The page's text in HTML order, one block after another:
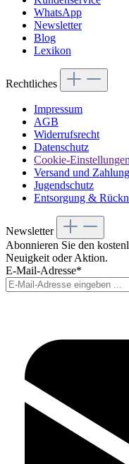
WhatsApp
Newsletter
Blog
Lexikon
Rechtliches
Impressum
AGB
Widerrufsrecht
Datenschutz
Cookie-Einstellungen
Versand und
Jugendschutz
Entsorgung &
Newsletter
Abonnieren Sie den
Neuigkeit oder Aktion.
E-Mail-Adresse*